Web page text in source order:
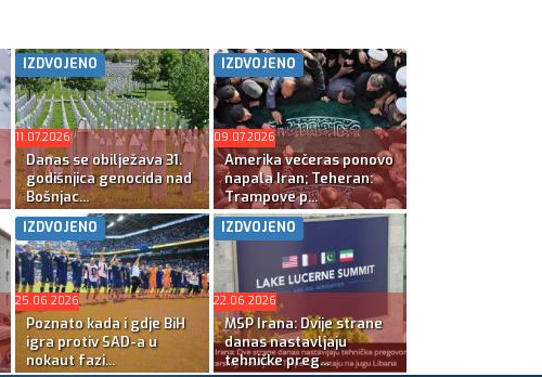
IZDVOJENO
11.07.2026
Danas se obilježava 31.
godišnjica genocida nad
Bošnjac...
IZDVOJENO
09.07.2026
Amerika večeras ponovo
napala Iran; Teheran:
Trampove p...
IZDVOJENO
25.06.2026
Poznato kada i gdje BiH
igra protiv SAD-a u
nokaut fazi...
IZDVOJENO
22.06.2026
MSP Irana: Dvije strane
danas nastavljaju
tehničke preg...